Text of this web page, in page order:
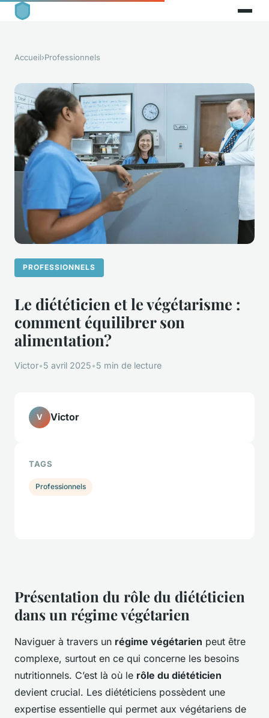
Accueil›Professionnels
PROFESSIONNELS
Le diététicien et le végétarisme :
comment équilibrer son
alimentation?
Victor•5 avril 2025•5 min de lecture
Présentation du rôle du diététicien
dans un régime végétarien
Naviguer à travers un régime végétarien peut être
complexe, surtout en ce qui concerne les besoins
nutritionnels. C’est là où le rôle du diététicien
devient crucial. Les diététiciens possèdent une
expertise essentielle qui permet aux végétariens de
V Victor
TAGS
Professionnels